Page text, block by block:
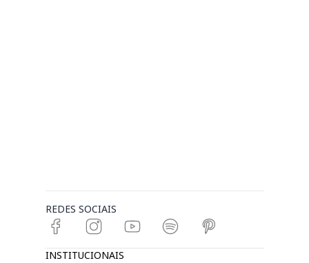
REDES SOCIAIS
INSTITUCIONAIS